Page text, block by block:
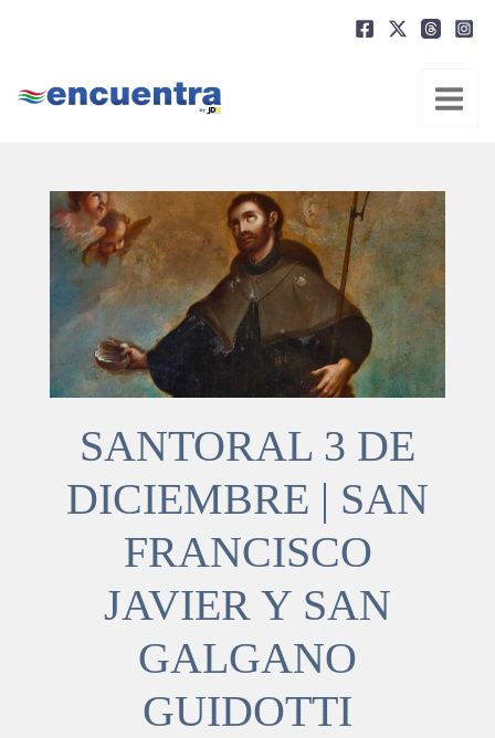
SANTORAL 3 DE
DICIEMBRE | SAN
FRANCISCO
JAVIER Y SAN
GALGANO
GUIDOTTI